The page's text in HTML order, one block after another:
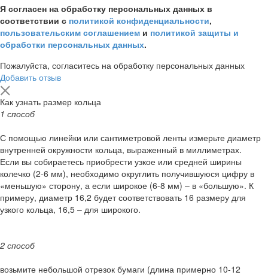
Я согласен на обработку персональных данных в
соответствии с политикой конфиденциальности,
пользовательским соглашением и политикой защиты и
обработки персональных данных.
Пожалуйста, согласитесь на обработку персональных данных
Добавить отзыв
Как узнать размер кольца
1 способ
С помощью линейки или сантиметровой ленты измерьте диаметр
внутренней окружности кольца, выраженный в миллиметрах.
Если вы собираетесь приобрести узкое или средней ширины
колечко (2-6 мм), необходимо округлить получившуюся цифру в
«меньшую» сторону, а если широкое (6-8 мм) – в «большую». К
примеру, диаметр 16,2 будет соответствовать 16 размеру для
узкого кольца, 16,5 – для широкого.
2 способ
возьмите небольшой отрезок бумаги (длина примерно 10-12